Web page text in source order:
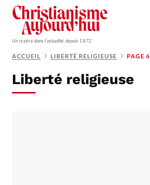
Un repère dans l'actualité depuis 1872
Monde
ACCUEIL LIBERTÉ RELIGIEUSE PAGE 6
Liberté religieuse